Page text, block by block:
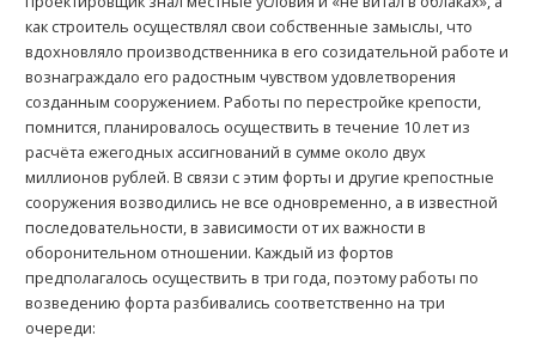
как строитель осуществлял свои собственные замыслы, что
вдохновляло производственника в его созидательной работе и
вознаграждало его радостным чувством удовлетворения
созданным сооружением. Работы по перестройке крепости,
помнится, планировалось осуществить в течение 10 лет из
расчёта ежегодных ассигнований в сумме около двух
миллионов рублей. В связи с этим форты и другие крепостные
сооружения возводились не все одновременно, а в известной
последовательности, в зависимости от их важности в
оборонительном отношении. Kаждый из фортов
предполагалось осуществить в три года, поэтому работы по
возведению форта разбивались соответственно на три
очереди: